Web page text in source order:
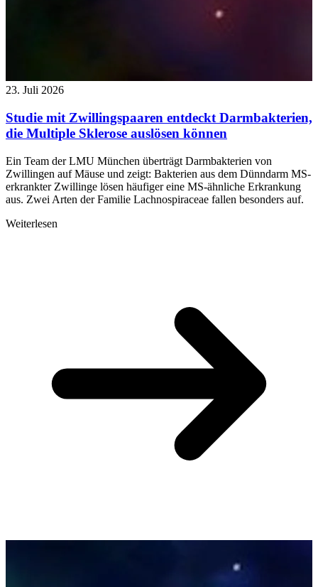
23. Juli 2026
Studie mit Zwillingspaaren entdeckt Darmbakterien,
die Multiple Sklerose auslösen können
Ein Team der LMU München überträgt Darmbakterien von
Zwillingen auf Mäuse und zeigt: Bakterien aus dem Dünndarm MS-
erkrankter Zwillinge lösen häufiger eine MS-ähnliche Erkrankung
aus. Zwei Arten der Familie Lachnospiraceae fallen besonders auf.
Weiterlesen